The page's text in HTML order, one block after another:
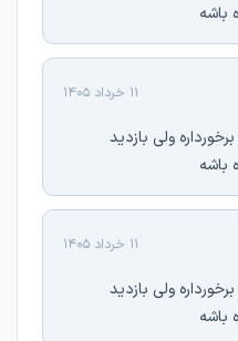
باشه
11 خرداد 1405
ولی بازدید
باشه
11 خرداد 1405
ولی بازدید
باشه